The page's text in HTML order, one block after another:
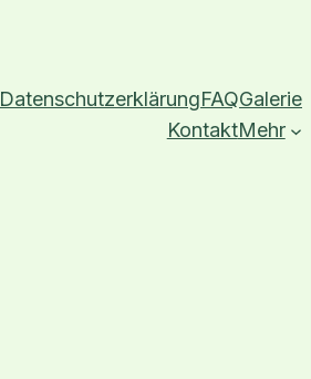
DatenschutzerklärungFAQGalerie
KontaktMehr